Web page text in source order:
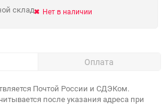
склад Нет в наличии
Оплата
Почтой России и СДЭКом.
после указания адреса при